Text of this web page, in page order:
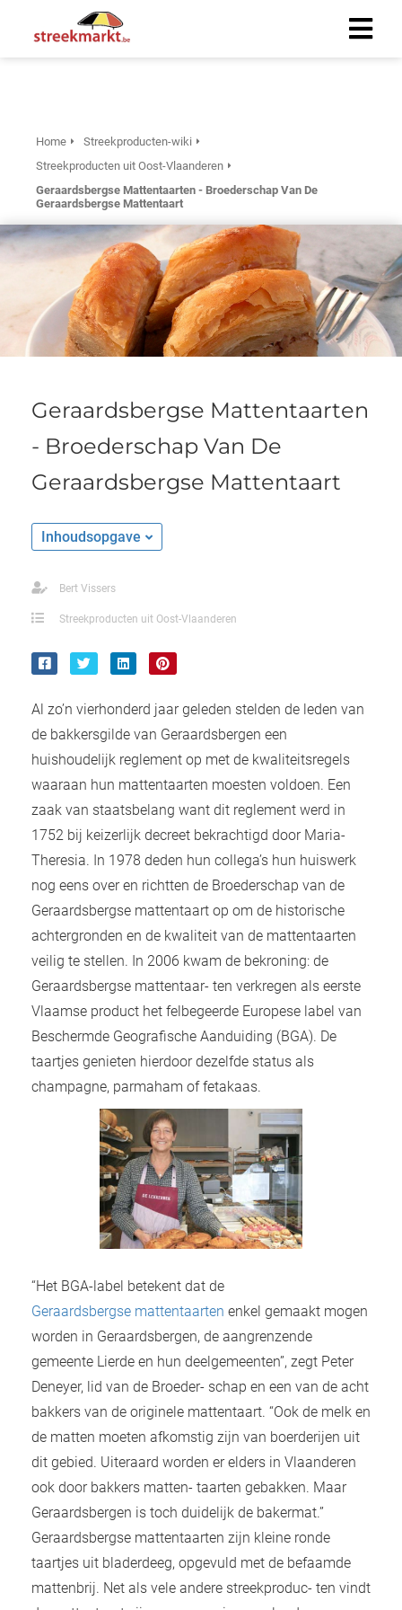
Home
Streekproducten-wiki
Streekproducten uit Oost-Vlaanderen
Geraardsbergse Mattentaarten - Broederschap Van De
Geraardsbergse Mattentaart
Geraardsbergse Mattentaarten
- Broederschap Van De
Geraardsbergse Mattentaart
Inhoudsopgave
Bert Vissers
Streekproducten uit Oost-Vlaanderen
Al zo’n vierhonderd jaar geleden stelden de leden van
de bakkersgilde van Geraardsbergen een
huishoudelijk reglement op met de kwaliteitsregels
waaraan hun mattentaarten moesten voldoen. Een
zaak van staatsbelang want dit reglement werd in
1752 bij keizerlijk decreet bekrachtigd door Maria-
Theresia. In 1978 deden hun collega’s hun huiswerk
nog eens over en richtten de Broederschap van de
Geraardsbergse mattentaart op om de historische
achtergronden en de kwaliteit van de mattentaarten
veilig te stellen. In 2006 kwam de bekroning: de
Geraardsbergse mattentaar- ten verkregen als eerste
Vlaamse product het felbegeerde Europese label van
Beschermde Geografische Aanduiding (BGA). De
taartjes genieten hierdoor dezelfde status als
champagne, parmaham of fetakaas.
“Het BGA-label betekent dat de
Geraardsbergse mattentaarten enkel gemaakt mogen
worden in Geraardsbergen, de aangrenzende
gemeente Lierde en hun deelgemeenten”, zegt Peter
Deneyer, lid van de Broeder- schap en een van de acht
bakkers van de originele mattentaart. “Ook de melk en
de matten moeten afkomstig zijn van boerderijen uit
dit gebied. Uiteraard worden er elders in Vlaanderen
ook door bakkers matten- taarten gebakken. Maar
Geraardsbergen is toch duidelijk de bakermat.”
Geraardsbergse mattentaarten zijn kleine ronde
taartjes uit bladerdeeg, opgevuld met de befaamde
mattenbrij. Net als vele andere streekproduc- ten vindt